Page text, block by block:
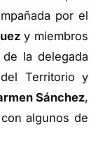
por el
y miembros
la delegada
Territorio y
Sánchez,
algunos de